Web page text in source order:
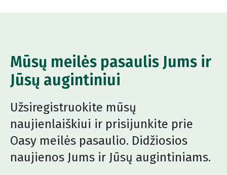
Mūsų meilės pasaulis Jums ir
Jūsų augintiniui
Užsiregistruokite mūsų
naujienlaiškiui ir prisijunkite prie
Oasy meilės pasaulio. Didžiosios
naujienos Jums ir Jūsų augintiniams.